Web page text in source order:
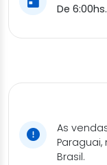
De
As
Brasil.